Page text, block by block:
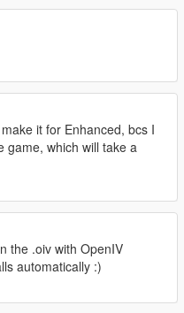
it for Enhanced, bcs I
game, which will take a
the .oiv with OpenIV
automatically :)